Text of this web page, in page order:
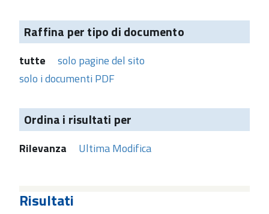
Raffina per tipo di documento
tutte
solo pagine del sito
solo i documenti PDF
Ordina i risultati per
Rilevanza Ultima Modifica
Risultati